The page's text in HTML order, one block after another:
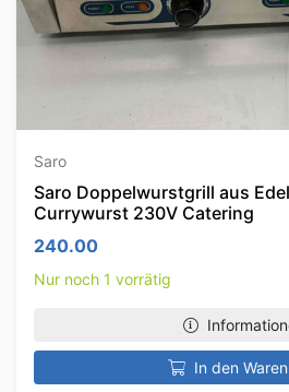
Saro
Saro Doppelwurstgrill aus
Currywurst 230V Catering
240.00
Nur noch 1 vorrätig
In den